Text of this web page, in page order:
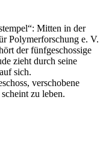
Mitten in der
Polymerforschung e. V.
der fünfgeschossige
zieht durch seine
sich.
verschobene
zu leben.